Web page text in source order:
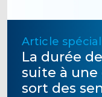
Article
La durée
suite à
sort des